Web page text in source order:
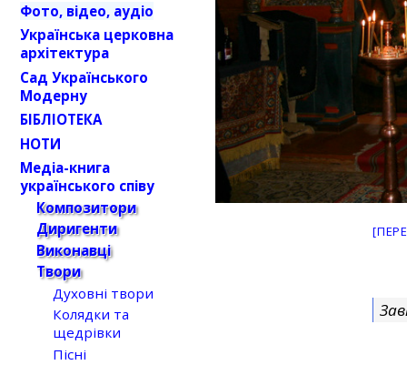
Фото, відео, аудіо
Українська церковна
архітектура
Сад Українського
Модерну
БІБЛІОТЕКА
НОТИ
Медіа-книга
українського співу
Композитори
Диригенти
Виконавці
Твори
Духовні твори
Колядки та
щедрівки
Пісні